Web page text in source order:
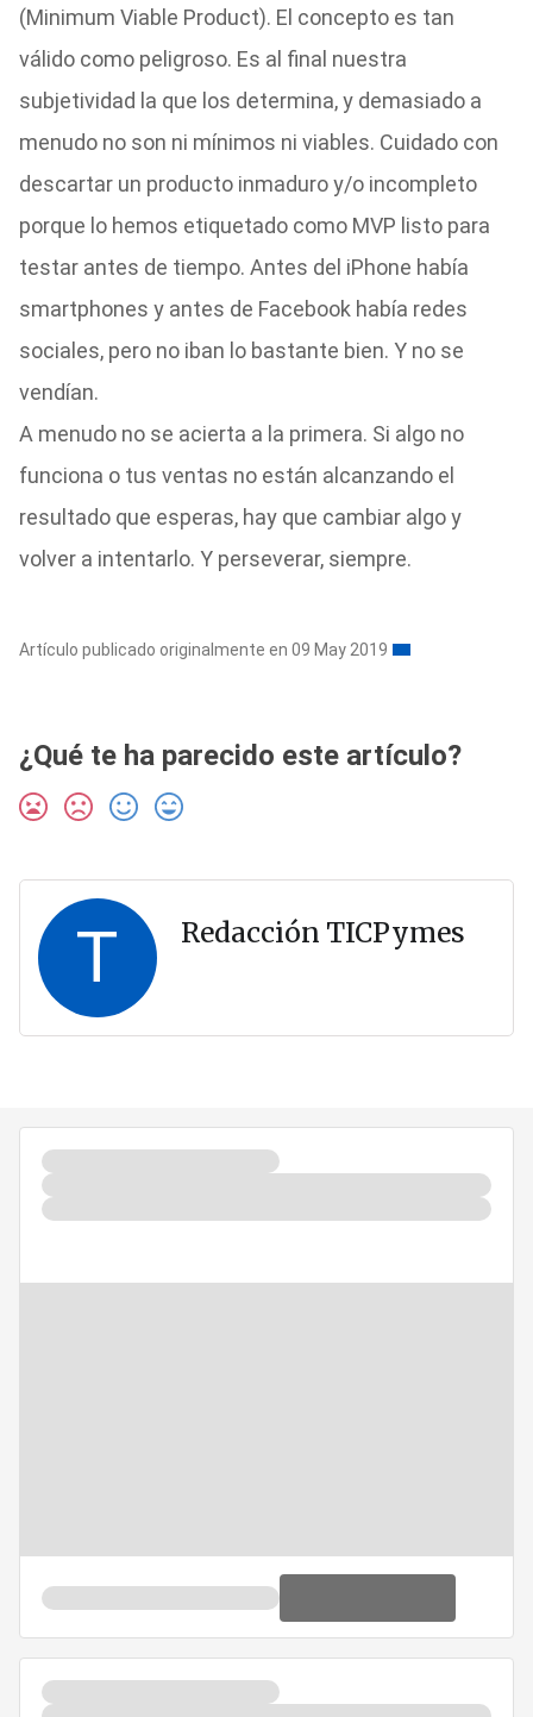
(Minimum Viable Product). El concepto es tan
válido como peligroso. Es al final nuestra
subjetividad la que los determina, y demasiado a
menudo no son ni mínimos ni viables. Cuidado con
descartar un producto inmaduro y/o incompleto
porque lo hemos etiquetado como MVP listo para
testar antes de tiempo. Antes del iPhone había
smartphones y antes de Facebook había redes
sociales, pero no iban lo bastante bien. Y no se
vendían.
A menudo no se acierta a la primera. Si algo no
funciona o tus ventas no están alcanzando el
resultado que esperas, hay que cambiar algo y
volver a intentarlo. Y perseverar, siempre.
Artículo publicado originalmente en 09 May 2019
¿Qué te ha parecido este artículo?
T Redacción TICPymes